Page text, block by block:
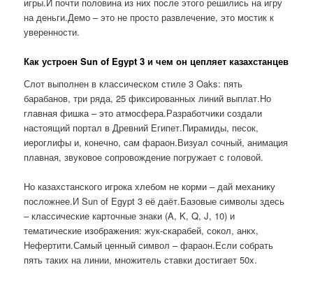
на деньги.Демо – это не просто развлечение, это мостик к
уверенности.
Как устроен Sun of Egypt 3 и чем он цепляет казахстанцев
Слот выполнен в классическом стиле 3 Oaks: пять
барабанов, три ряда, 25 фиксированных линий выплат.Но
главная фишка – это атмосфера.Разработчики создали
настоящий портал в Древний Египет.Пирамиды, песок,
иероглифы и, конечно, сам фараон.Визуал сочный, анимация
плавная, звуковое сопровождение погружает с головой.
Но казахстанского игрока хлебом не корми – дай механику
посложнее.И Sun of Egypt 3 её даёт.Базовые символы здесь
– классические карточные знаки (A, K, Q, J, 10) и
тематические изображения: жук-скарабей, сокол, анкх,
Нефертити.Самый ценный символ – фараон.Если собрать
пять таких на линии, множитель ставки достигает 50x.